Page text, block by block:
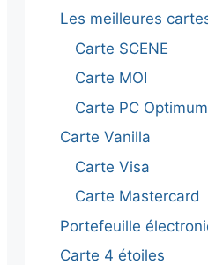
Les meilleures
Carte SCENE
Carte MOI
Carte PC Optimum
Carte Vanilla
Carte Visa
Carte Mastercard
Portefeuille
Carte 4 étoiles